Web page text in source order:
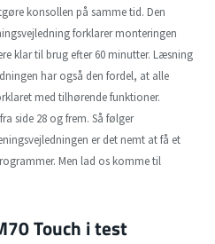
konsollen på samme tid. Den
forklarer monteringen
klar til brug efter 60 minutter. Læsning
har også den fordel, at alle
med tilhørende funktioner.
side 28 og frem. Så følger
er det nemt at få et
Men lad os komme til
Touch i test